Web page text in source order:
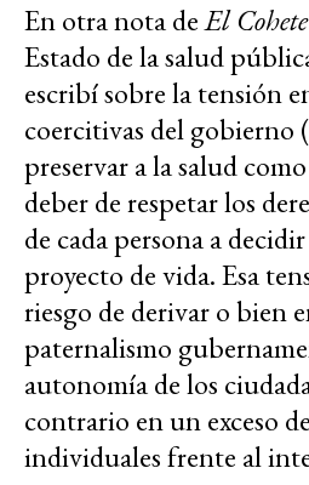
En otra nota deEl
Estado de la salud
escribí sobre la tensión
coercitivas del gobierno
preservar a la salud
deber de respetar los
de cada persona a
proyecto de vida. Esa
riesgo de derivar o bien
paternalismo
autonomía de los
contrario en un exceso
individuales frente al